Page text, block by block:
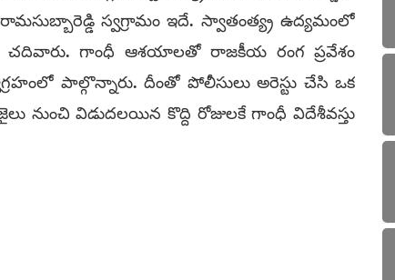
స్వగ్రామం ఇదే. స్వాతంత్య్ర ఉద్యమంలో
చదివారు. గాంధీ ఆశయాలతో రాజకీయ రంగ ప్రవేశం
పాల్గొన్నారు. దీంతో పోలీసులు అరెస్టు చేసి ఒక
నుంచి విడుదలయిన కొద్ది రోజులకే గాంధీ విదేశీవస్తు